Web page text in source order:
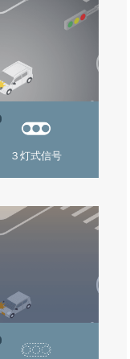
３灯式信号